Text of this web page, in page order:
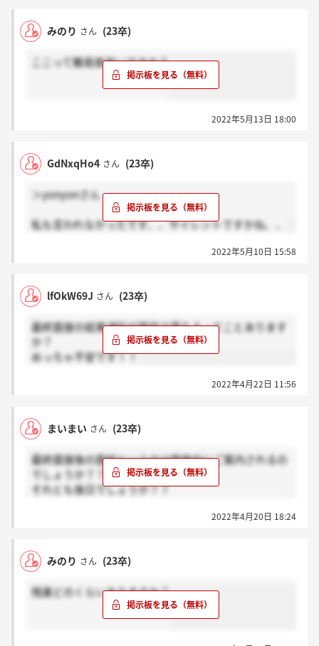
みのり さん (23卒)
ここって難易度高いですか？
2022年5月13日 18:00
GdNxqHo4 さん (23卒)
＞yonyonさん
私も言われなかったです、、サイレントですかね、、
2022年5月10日 15:58
lfOkW69J さん (23卒)
最終面接の結果通知が面談で落ちるってことあります
か？
めっちゃ不安です！！
2022年4月22日 11:56
まいまい さん (23卒)
最終面接後の面談というのは面接中にご案内されるの
でしょうか？？
それとも後日でしょうか？？
2022年4月20日 18:24
みのり さん (23卒)
残業どのくらいありますか？